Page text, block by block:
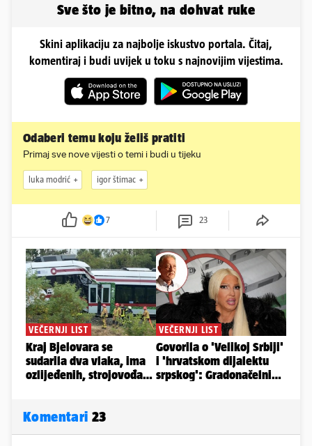
Sve što je bitno, na dohvat ruke
Skini aplikaciju za najbolje iskustvo portala. Čitaj,
komentiraj i budi uvijek u toku s najnovijim vijestima.
Odaberi temu koju želiš pratiti
Primaj sve nove vijesti o temi i budi u tijeku
luka modrić igor štimac
7 23
Komentari 23